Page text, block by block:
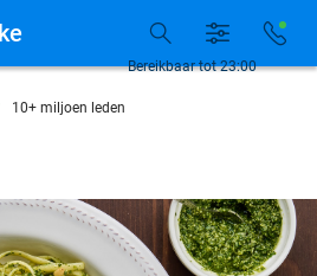
per week beschikbaar
10+ miljoen leden
per week beschikbaar
Bereikbaar tot 23:00